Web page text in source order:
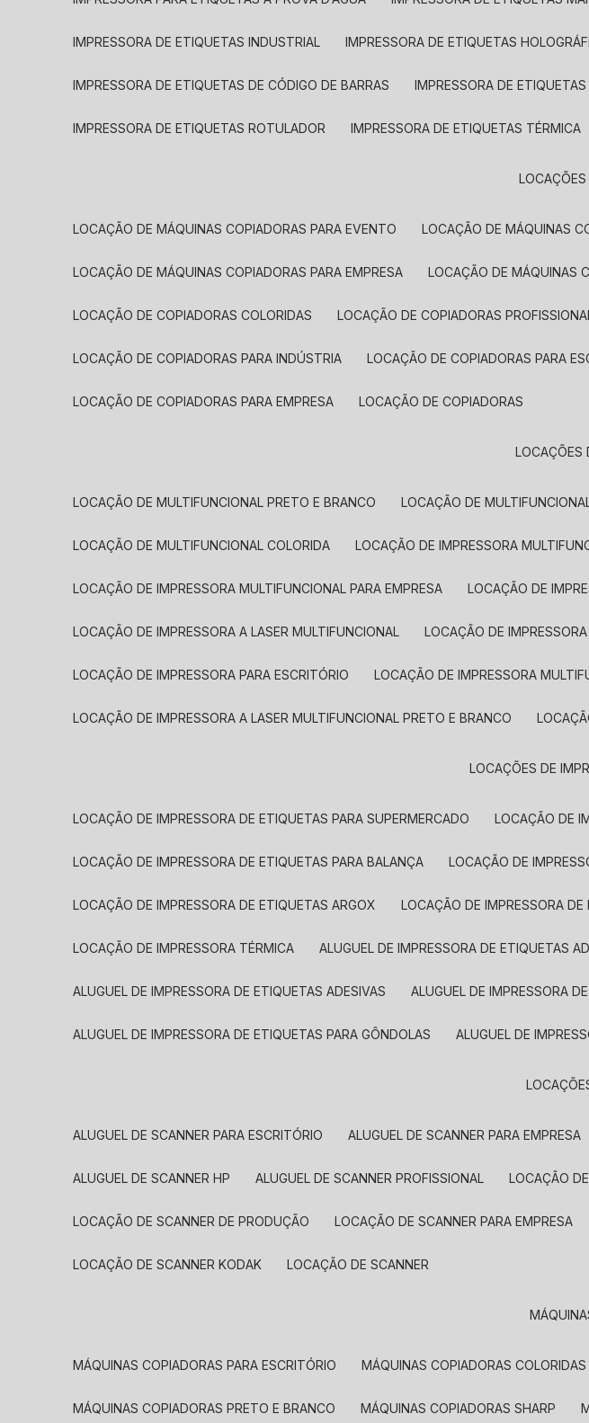
IMPRESSORA DE ETIQUETAS INDUSTRIAL IMPRESSORA DE ETIQUETAS
IMPRESSORA DE ETIQUETAS DE CÓDIGO DE BARRAS IMPRESSORA DE
IMPRESSORA DE ETIQUETAS ROTULADOR IMPRESSORA DE ETIQUETAS TÉRMICA
LOCAÇÃO DE MÁQUINAS COPIADORAS PARA EVENTO LOCAÇÃO DE MÁQUINAS
LOCAÇÃO DE MÁQUINAS COPIADORAS PARA EMPRESA LOCAÇÃO DE MÁQUINAS
LOCAÇÃO DE COPIADORAS COLORIDAS LOCAÇÃO DE COPIADORAS
LOCAÇÃO DE COPIADORAS PARA INDÚSTRIA LOCAÇÃO DE COPIADORAS PARA
LOCAÇÃO DE COPIADORAS PARA EMPRESA LOCAÇÃO DE COPIADORAS
LOCAÇÃO DE MULTIFUNCIONAL PRETO E BRANCO LOCAÇÃO DE
LOCAÇÃO DE MULTIFUNCIONAL COLORIDA LOCAÇÃO DE IMPRESSORA
LOCAÇÃO DE IMPRESSORA MULTIFUNCIONAL PARA EMPRESA LOCAÇÃO DE
LOCAÇÃO DE IMPRESSORA A LASER MULTIFUNCIONAL LOCAÇÃO DE
LOCAÇÃO DE IMPRESSORA PARA ESCRITÓRIO LOCAÇÃO DE IMPRESSORA
LOCAÇÃO DE IMPRESSORA A LASER MULTIFUNCIONAL PRETO E BRANCO
LOCAÇÕES DE
LOCAÇÃO DE IMPRESSORA DE ETIQUETAS PARA SUPERMERCADO LOCAÇÃO DE
LOCAÇÃO DE IMPRESSORA DE ETIQUETAS PARA BALANÇA LOCAÇÃO DE
LOCAÇÃO DE IMPRESSORA DE ETIQUETAS ARGOX LOCAÇÃO DE IMPRESSORA
LOCAÇÃO DE IMPRESSORA TÉRMICA ALUGUEL DE IMPRESSORA DE ETIQUETAS
ALUGUEL DE IMPRESSORA DE ETIQUETAS ADESIVAS ALUGUEL DE IMPRESSORA
ALUGUEL DE IMPRESSORA DE ETIQUETAS PARA GÔNDOLAS ALUGUEL DE
ALUGUEL DE SCANNER PARA ESCRITÓRIO ALUGUEL DE SCANNER PARA EMPRESA
ALUGUEL DE SCANNER HP ALUGUEL DE SCANNER PROFISSIONAL LOCAÇÃO
LOCAÇÃO DE SCANNER DE PRODUÇÃO LOCAÇÃO DE SCANNER PARA EMPRESA
LOCAÇÃO DE SCANNER KODAK LOCAÇÃO DE SCANNER
MÁQUINAS COPIADORAS PARA ESCRITÓRIO MÁQUINAS COPIADORAS COLORIDAS
MÁQUINAS COPIADORAS PRETO E BRANCO MÁQUINAS COPIADORAS SHARP